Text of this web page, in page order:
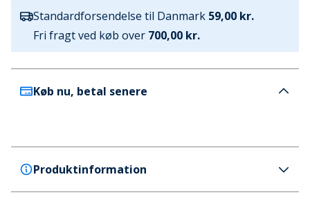
Standardforsendelse til Danmark 59,00 kr.
Fri fragt ved køb over 700,00 kr.
Køb nu, betal senere
Produktinformation